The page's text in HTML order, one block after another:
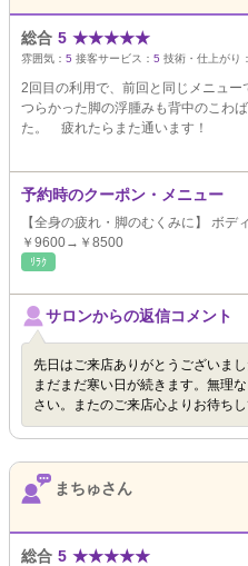
総合 5 ★★★★★
雰囲気： 5 接客サービス： 5 技術・仕上がり：
2回目の利用で、前回と同じメニュー
つらかった脚の浮腫みも背中のこわ
た。 疲れたらまた通います！
予約時のクーポン・メニュー
【全身の疲れ・脚のむくみに】 ボ
￥9600→￥8500
ﾘﾗｸ
サロンからの返信コメント
先日はご来店ありがとうございま
まだまだ寒い日が続きます。無理
さい。またのご来店心よりお待ちし
まちゅさん
総合 5 ★★★★★